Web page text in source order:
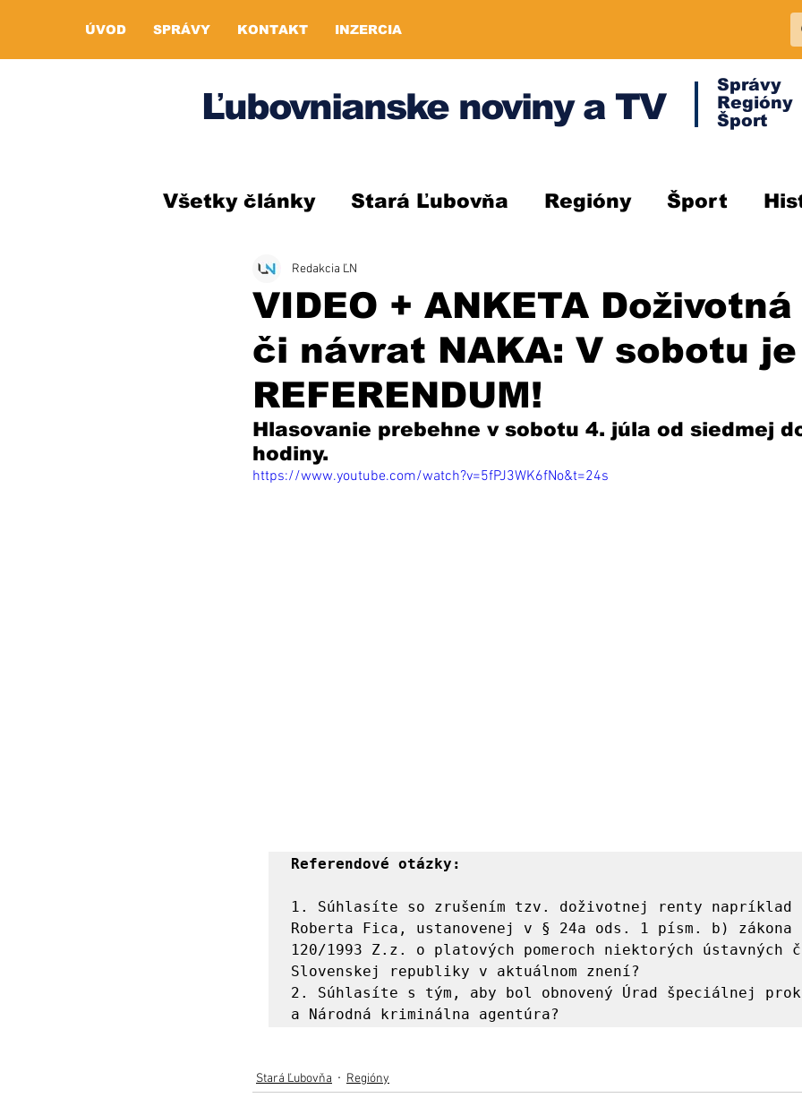
ÚVOD SPRÁVY KONTAKT INZERCIA
Ľubovnianske noviny a TV
Správy
Regióny
Šport
Všetky články Stará Ľubovňa Regióny Šport
VIDEO + ANKETA
či návrat NAKA: V sobotu je
REFERENDUM!
Redakcia ĽN
Hlasovanie prebehne v sobotu 4. júla od siedmej
hodiny.
https://www.youtube.com/watch?v=5fPJ3WK6fNo&t=24s
Referendové otázky:
1. Súhlasíte so zrušením tzv. doživotnej renty napríklad
Roberta Fica, ustanovenej v § 24a ods. 1 písm. b) zákona
120/1993 Z.z. o platových pomeroch niektorých ústavných
Slovenskej republiky v aktuálnom znení?
2. Súhlasíte s tým, aby bol obnovený Úrad špeciálnej
a Národná kriminálna agentúra?
Stará Ľubovňa Regióny